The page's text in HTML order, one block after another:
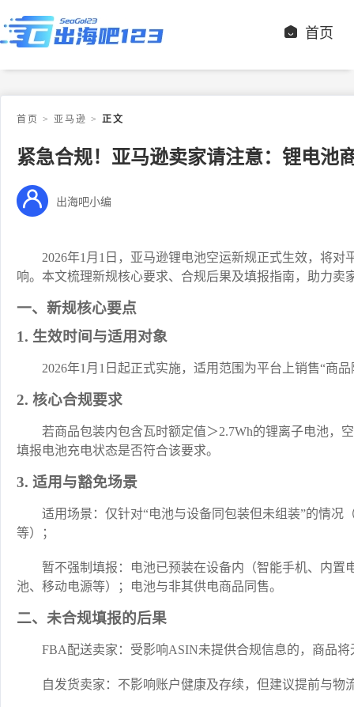
首页
首页 > 亚马逊 > 正文
紧急合规！亚马逊卖家请注意：锂电池
出海吧小编
2026年1月1日，亚马逊锂电池空运新规正式生效，将
响。本文梳理新规核心要求、合规后果及填报指南，助力卖
一、新规核心要点
1. 生效时间与适用对象
2026年1月1日起正式实施，适用范围为平台上销售“商
2. 核心合规要求
若商品包装内包含瓦时额定值＞2.7Wh的锂离子电池，
填报电池充电状态是否符合该要求。
3. 适用与豁免场景
适用场景：仅针对“电池与设备同包装但未组装”的情
等）；
暂不强制填报：电池已预装在设备内（智能手机、内
池、移动电源等）；电池与非其供电商品同售。
二、未合规填报的后果
FBA配送卖家：受影响ASIN未提供合规信息的，商品
自发货卖家：不影响账户健康及存续，但建议提前与